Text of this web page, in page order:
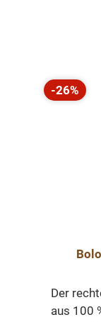
Rabatt
-26%
Der
aus 100